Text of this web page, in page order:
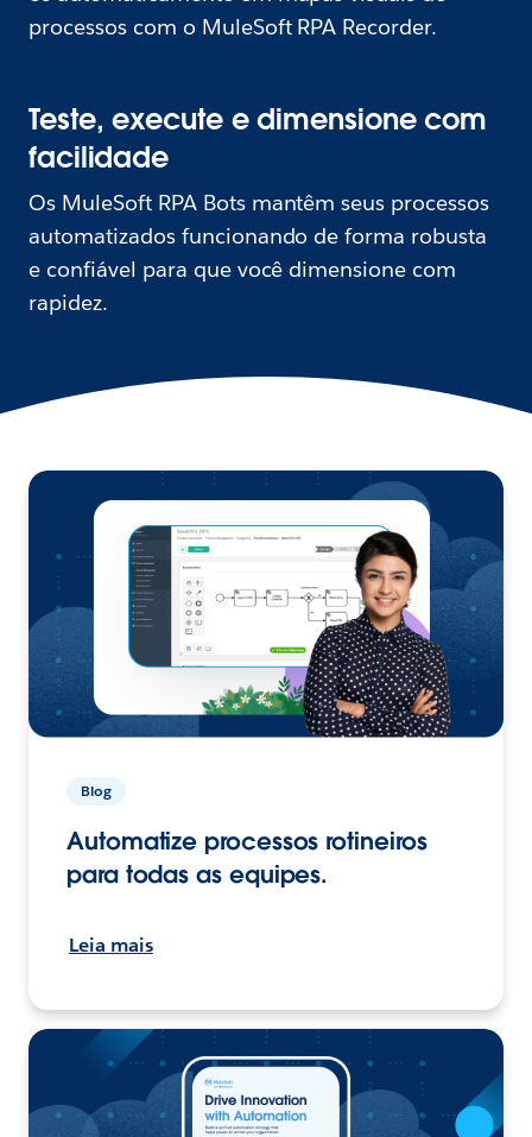
processos com o MuleSoft RPA Recorder.
Teste, execute e dimensione com
facilidade
Os MuleSoft RPA Bots mantêm seus processos
automatizados funcionando de forma robusta
e confiável para que você dimensione com
rapidez.
Blog
Automatize processos rotineiros
para todas as equipes.
Leia mais